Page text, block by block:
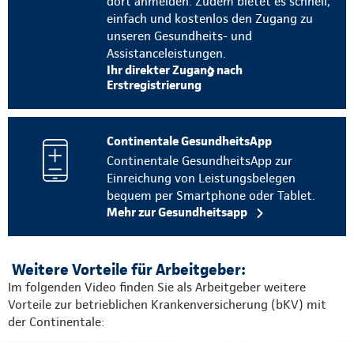
einfach und kostenlos den Zugang zu
unseren Gesundheits- und
Assistanceleistungen.
Ihr direkter Zugang nach
Erstregistrierung
Continentale GesundheitsApp
Continentale GesundheitsApp zur
Einreichung von Leistungsbelegen
bequem per Smartphone oder Tablet.
Mehr zur Gesundheitsapp
Weitere Vorteile für Arbeitgeber:
Im folgenden Video finden Sie als Arbeitgeber weitere
Vorteile zur betrieblichen Krankenversicherung (bKV) mit
der Continentale: